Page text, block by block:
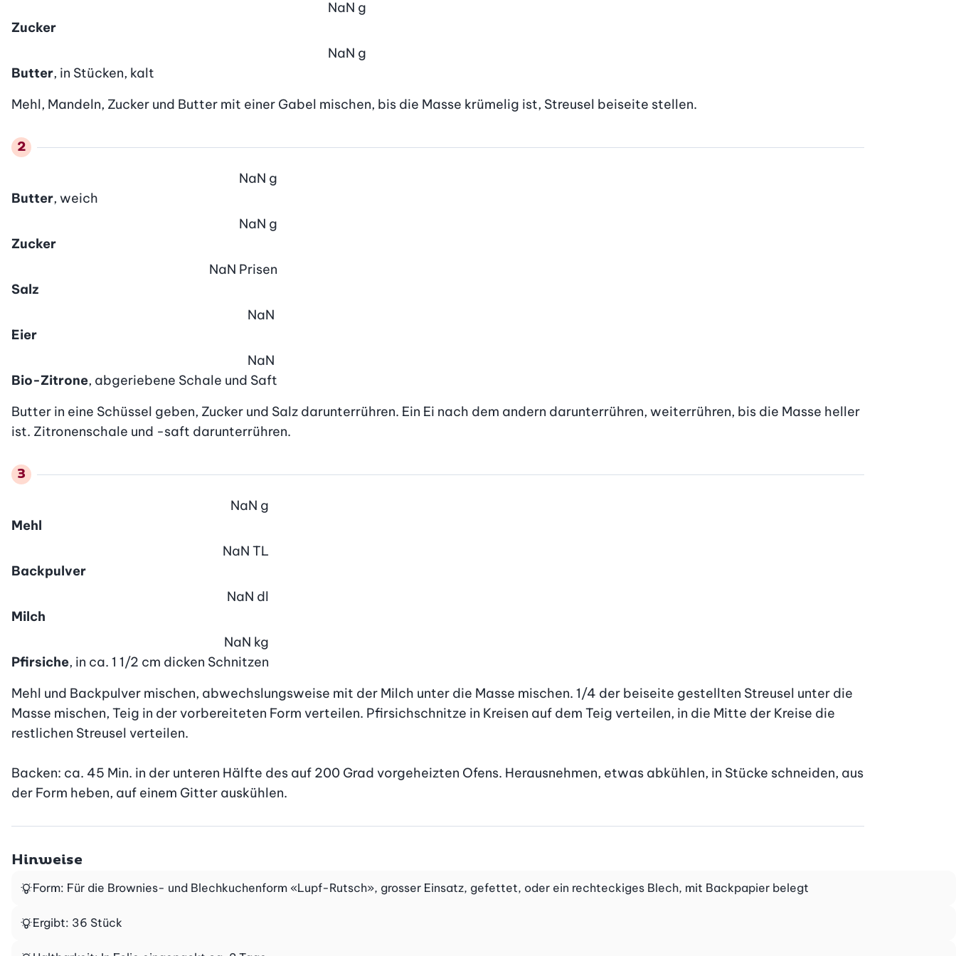
Zucker
NaN g
Butter, in Stücken, kalt
NaN g
Mehl, Mandeln, Zucker und Butter mit einer Gabel mischen, bis die Masse krümelig ist, Streusel beiseite stellen.
Butter, weich
NaN g
Zucker
NaN g
Salz
NaN Prisen
Eier
NaN
Bio-Zitrone, abgeriebene Schale und Saft
NaN
Butter in eine Schüssel geben, Zucker und Salz darunterrühren. Ein Ei nach dem andern darunterrühren, weiterrühren, bis die Masse heller
ist. Zitronenschale und -saft darunterrühren.
Mehl
NaN g
Backpulver
NaN TL
Milch
NaN dl
Pfirsiche, in ca. 1 1/2 cm dicken Schnitzen
NaN kg
Mehl und Backpulver mischen, abwechslungsweise mit der Milch unter die Masse mischen. 1/4 der beiseite gestellten Streusel unter die
Masse mischen, Teig in der vorbereiteten Form verteilen. Pfirsichschnitze in Kreisen auf dem Teig verteilen, in die Mitte der Kreise die
restlichen Streusel verteilen.
Backen: ca. 45 Min. in der unteren Hälfte des auf 200 Grad vorgeheizten Ofens. Herausnehmen, etwas abkühlen, in Stücke schneiden, aus
der Form heben, auf einem Gitter auskühlen.
Hinweise
Form: Für die Brownies- und Blechkuchenform «Lupf-Rutsch», grosser Einsatz, gefettet, oder ein rechteckiges Blech, mit Backpapier belegt
Ergibt: 36 Stück